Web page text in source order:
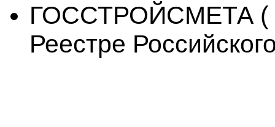
ГОССТРОЙСМЕТА (
Реестре